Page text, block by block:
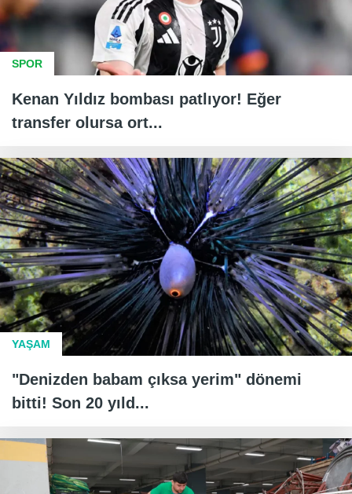
SPOR
Kenan Yıldız bombası patlıyor! Eğer
transfer olursa ort...
YAŞAM
"Denizden babam çıksa yerim" dönemi
bitti! Son 20 yıld...